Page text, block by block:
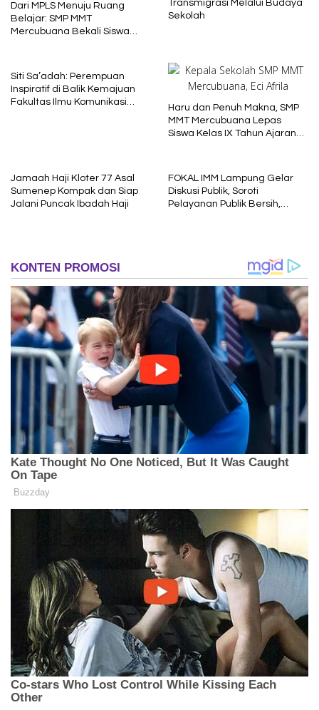
Dari MPLS Menuju Ruang
Belajar: SMP MMT
Mercubuana Bekali Siswa
Transmigrasi Melalui Budaya
Sekolah
Siti Sa’adah: Perempuan
Inspiratif di Balik Kemajuan
Fakultas Ilmu Komunikasi
Haru dan Penuh Makna, SMP
MMT Mercubuana Lepas
Siswa Kelas IX Tahun Ajaran
Jamaah Haji Kloter 77 Asal
Sumenep Kompak dan Siap
Jalani Puncak Ibadah Haji
FOKAL IMM Lampung Gelar
Diskusi Publik, Soroti
Pelayanan Publik Bersih,